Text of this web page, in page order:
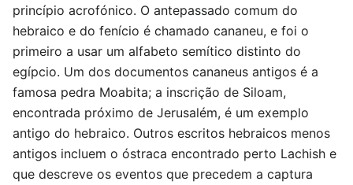
princípio acrofónico. O antepassado comum do
hebraico e do fenício é chamado cananeu, e foi o
primeiro a usar um alfabeto semítico distinto do
egípcio. Um dos documentos cananeus antigos é a
famosa pedra Moabita; a inscrição de Siloam,
encontrada próximo de Jerusalém, é um exemplo
antigo do hebraico. Outros escritos hebraicos menos
antigos incluem o óstraca encontrado perto Lachish e
que descreve os eventos que precedem a captura